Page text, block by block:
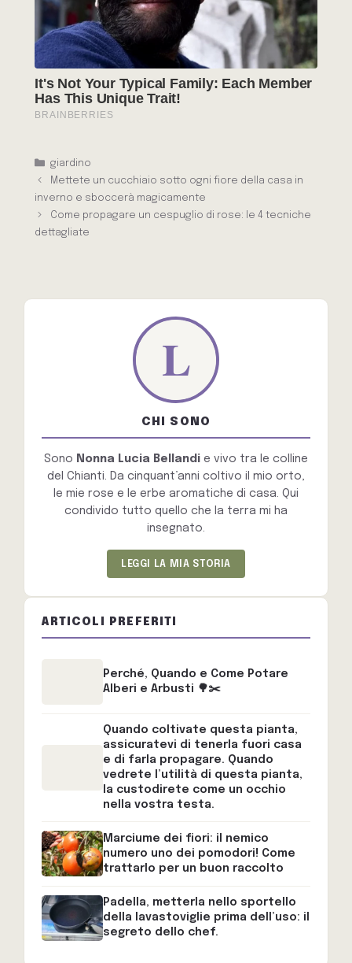
Categorie
giardino
Mettete un cucchiaio sotto ogni fiore della casa in
inverno e sboccerà magicamente
Come propagare un cespuglio di rose: le 4 tecniche
dettagliate
CHI SONO
Sono Nonna Lucia Bellandi e vivo tra le colline
del Chianti. Da cinquant’anni coltivo il mio orto,
le mie rose e le erbe aromatiche di casa. Qui
condivido tutto quello che la terra mi ha
insegnato.
LEGGI LA MIA STORIA
ARTICOLI PREFERITI
Perché, Quando e Come Potare
Alberi e Arbusti 🌳✂️
Quando coltivate questa pianta,
assicuratevi di tenerla fuori casa
e di farla propagare. Quando
vedrete l’utilità di questa pianta,
la custodirete come un occhio
nella vostra testa.
Marciume dei fiori: il nemico
numero uno dei pomodori! Come
trattarlo per un buon raccolto
Padella, metterla nello sportello
della lavastoviglie prima dell’uso: il
segreto dello chef.